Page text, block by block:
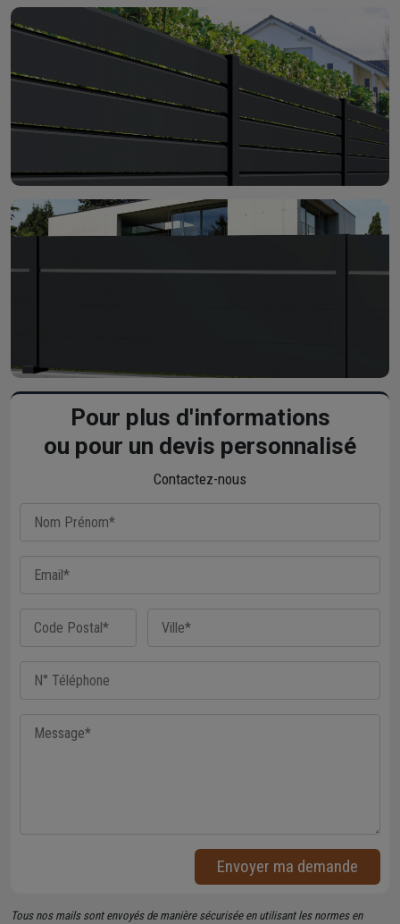
Pour plus d'informations
ou pour un devis personnalisé
Contactez-nous
Envoyer ma demande
Tous nos mails sont envoyés de manière sécurisée en utilisant les normes en